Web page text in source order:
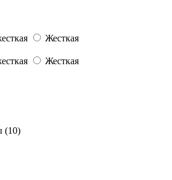
Жесткая
Жесткая
(10)